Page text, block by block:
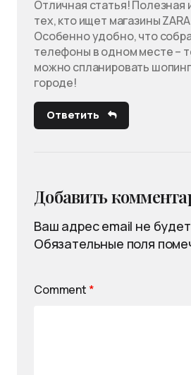
Отличная статья!
тех, кто ищет магазины
Особенно удобно, что
телефоны в одном месте –
можно спланировать
городе!
Ответить
Добавить
Ваш адрес email не
Обязательные поля
Comment *